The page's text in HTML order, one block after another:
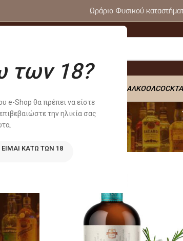
των 18?
e-Shop θα πρέπει να είστε
την ηλικία σας
ΕΊΜΑΙ ΚΆΤΩ ΤΩΝ 18
Ωράριο Φυσικού
0% ΑΛΚΟΟΛ
1
3